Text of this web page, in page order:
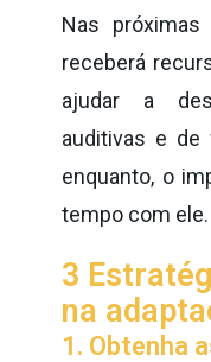
Nas
receberá
ajudar a
auditivas e de
enquanto, o
tempo com ele.
3
na
1. Obtenha